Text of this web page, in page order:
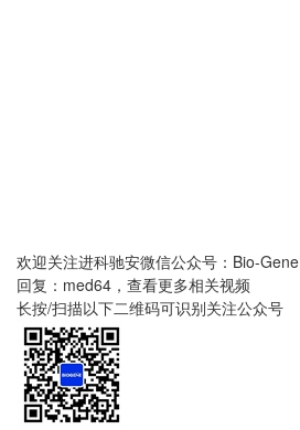
欢迎关注进科驰安微信公众号：Bio-Gene
回复：med64，查看更多相关视频
长按/扫描以下二维码可识别关注公众号